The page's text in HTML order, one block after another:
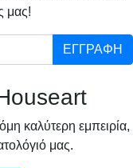
μας!
ΕΓΓΡΑΦΗ
καλύτερη εμπειρία,
μας.